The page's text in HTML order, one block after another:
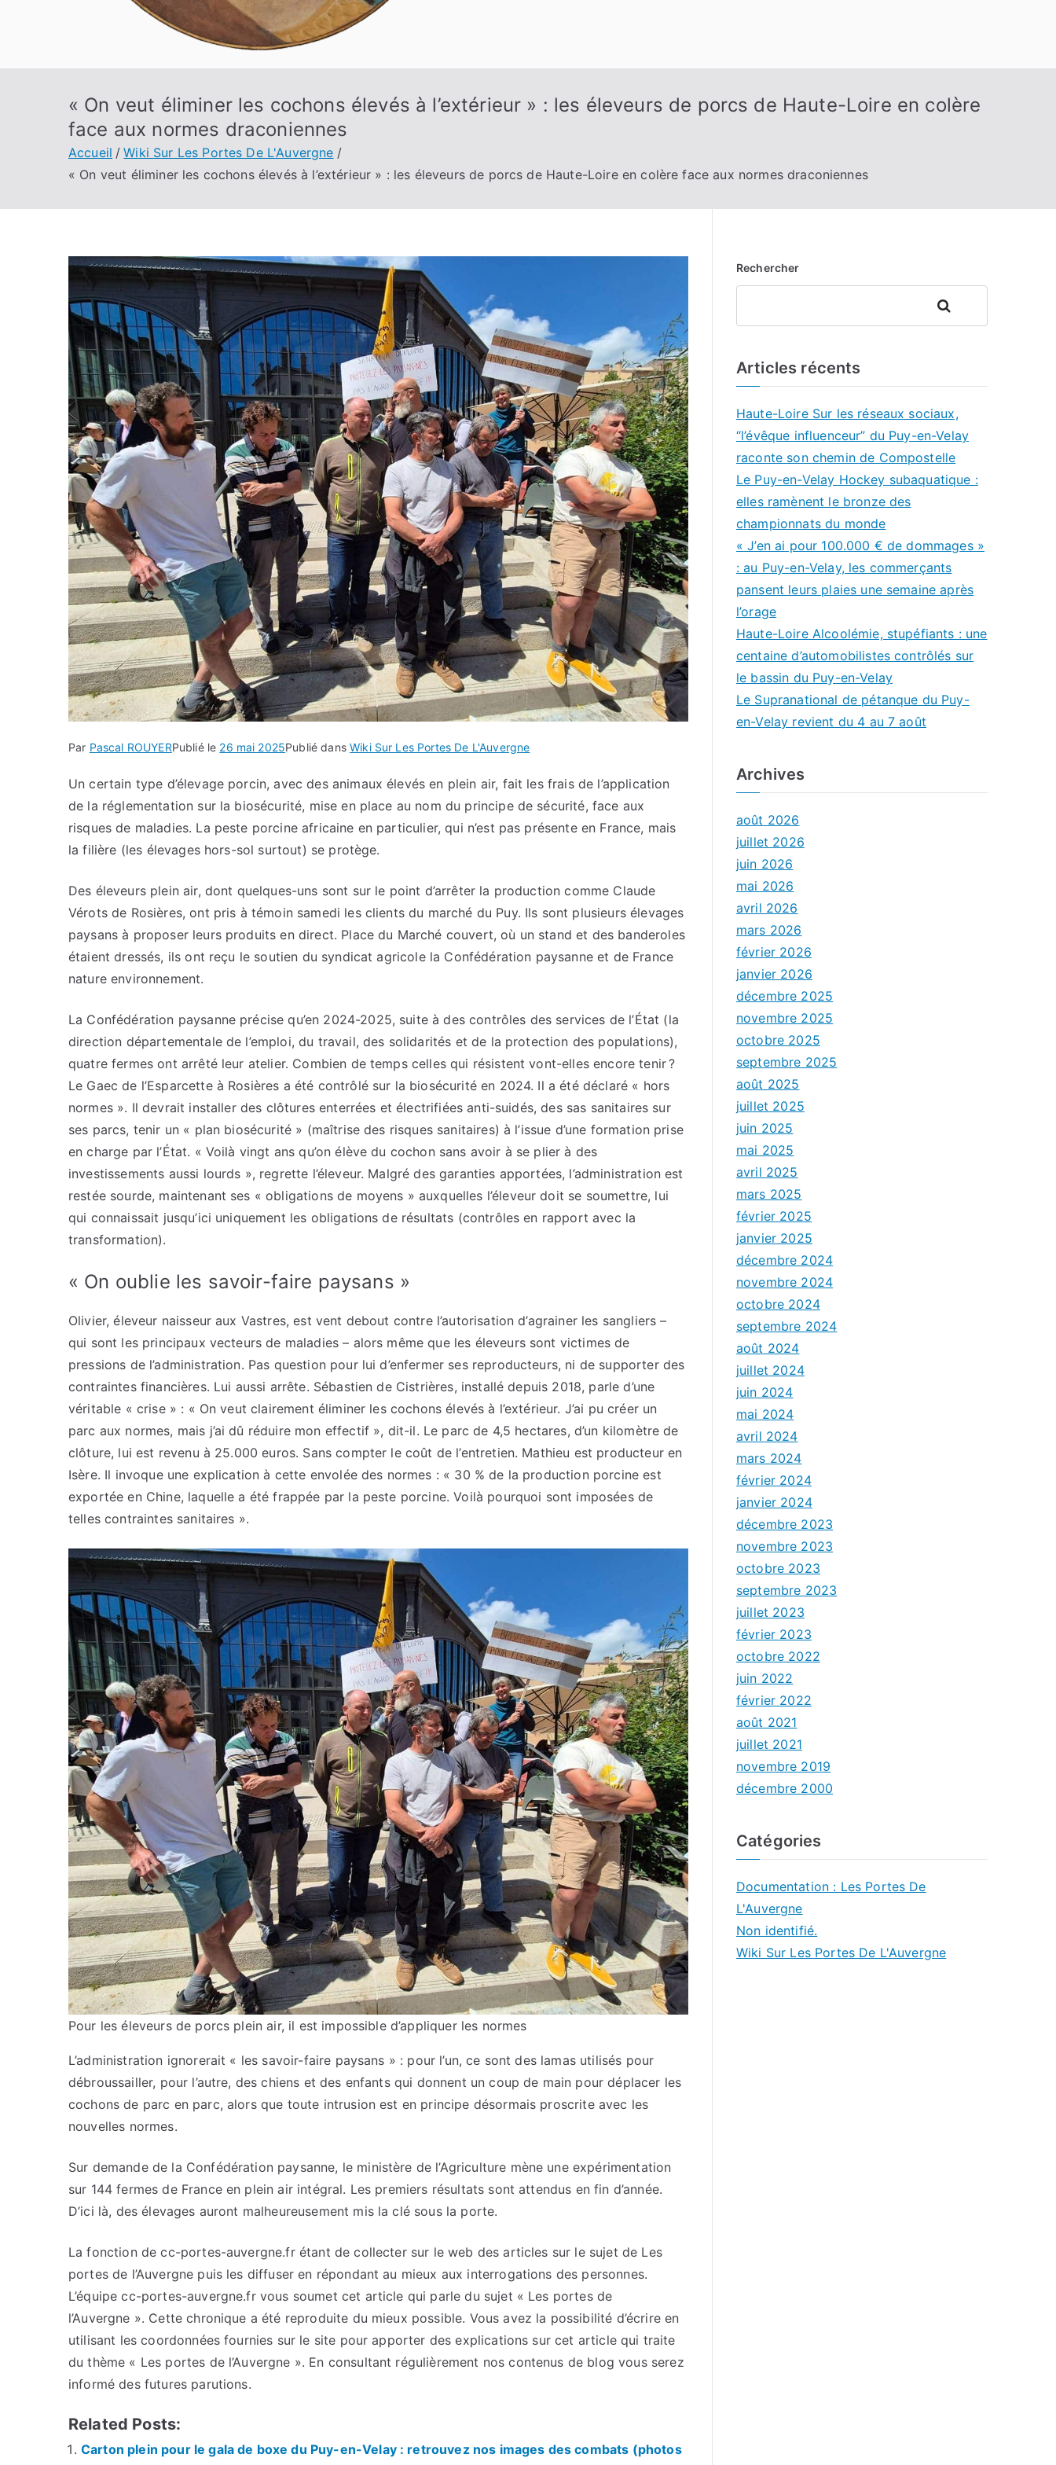
« On veut éliminer les cochons élevés à l’extérieur » : les éleveurs de porcs de Haute-Loire en colère
face aux normes draconiennes
Accueil
Wiki Sur Les Portes De L'Auvergne
« On veut éliminer les cochons élevés à l’extérieur » : les éleveurs de porcs de Haute-Loire en colère face aux normes draconiennes
Par Pascal ROUYERPublié le 26 mai 2025Publié dansWiki Sur Les Portes De L'Auvergne
Un certain type d’élevage porcin, avec des animaux élevés en plein air, fait les frais de l’application
de la réglementation sur la biosécurité, mise en place au nom du principe de sécurité, face aux
risques de maladies. La peste porcine africaine en particulier, qui n’est pas présente en France, mais
la filière (les élevages hors-sol surtout) se protège.
Des éleveurs plein air, dont quelques-uns sont sur le point d’arrêter la production comme Claude
Vérots de Rosières, ont pris à témoin samedi les clients du marché du Puy. Ils sont plusieurs élevages
paysans à proposer leurs produits en direct. Place du Marché couvert, où un stand et des banderoles
étaient dressés, ils ont reçu le soutien du syndicat agricole la Confédération paysanne et de France
nature environnement.
La Confédération paysanne précise qu’en 2024-2025, suite à des contrôles des services de l’État (la
direction départementale de l’emploi, du travail, des solidarités et de la protection des populations),
quatre fermes ont arrêté leur atelier. Combien de temps celles qui résistent vont-elles encore tenir ?
Le Gaec de l’Esparcette à Rosières a été contrôlé sur la biosécurité en 2024. Il a été déclaré « hors
normes ». Il devrait installer des clôtures enterrées et électrifiées anti-suidés, des sas sanitaires sur
ses parcs, tenir un « plan biosécurité » (maîtrise des risques sanitaires) à l’issue d’une formation prise
en charge par l’État. « Voilà vingt ans qu’on élève du cochon sans avoir à se plier à des
investissements aussi lourds », regrette l’éleveur. Malgré des garanties apportées, l’administration est
restée sourde, maintenant ses « obligations de moyens » auxquelles l’éleveur doit se soumettre, lui
qui connaissait jusqu’ici uniquement les obligations de résultats (contrôles en rapport avec la
transformation).
« On oublie les savoir-faire paysans »
Olivier, éleveur naisseur aux Vastres, est vent debout contre l’autorisation d’agrainer les sangliers –
qui sont les principaux vecteurs de maladies – alors même que les éleveurs sont victimes de
pressions de l’administration. Pas question pour lui d’enfermer ses reproducteurs, ni de supporter des
contraintes financières. Lui aussi arrête. Sébastien de Cistrières, installé depuis 2018, parle d’une
véritable « crise » : « On veut clairement éliminer les cochons élevés à l’extérieur. J’ai pu créer un
parc aux normes, mais j’ai dû réduire mon effectif », dit-il. Le parc de 4,5 hectares, d’un kilomètre de
clôture, lui est revenu à 25.000 euros. Sans compter le coût de l’entretien. Mathieu est producteur en
Isère. Il invoque une explication à cette envolée des normes : « 30 % de la production porcine est
exportée en Chine, laquelle a été frappée par la peste porcine. Voilà pourquoi sont imposées de
telles contraintes sanitaires ».
Pour les éleveurs de porcs plein air, il est impossible d’appliquer les normes
L’administration ignorerait « les savoir-faire paysans » : pour l’un, ce sont des lamas utilisés pour
débroussailler, pour l’autre, des chiens et des enfants qui donnent un coup de main pour déplacer les
cochons de parc en parc, alors que toute intrusion est en principe désormais proscrite avec les
nouvelles normes.
Sur demande de la Confédération paysanne, le ministère de l’Agriculture mène une expérimentation
sur 144 fermes de France en plein air intégral. Les premiers résultats sont attendus en fin d’année.
D’ici là, des élevages auront malheureusement mis la clé sous la porte.
La fonction de cc-portes-auvergne.fr étant de collecter sur le web des articles sur le sujet de Les
portes de l’Auvergne puis les diffuser en répondant au mieux aux interrogations des personnes.
L’équipe cc-portes-auvergne.fr vous soumet cet article qui parle du sujet « Les portes de
l’Auvergne ». Cette chronique a été reproduite du mieux possible. Vous avez la possibilité d’écrire en
utilisant les coordonnées fournies sur le site pour apporter des explications sur cet article qui traite
du thème « Les portes de l’Auvergne ». En consultant régulièrement nos contenus de blog vous serez
informé des futures parutions.
Related Posts:
Carton plein pour le gala de boxe du Puy-en-Velay : retrouvez nos images des combats (photos
Rechercher
Rechercher
Articles récents
Haute-Loire Sur les réseaux sociaux,
“l’évêque influenceur” du Puy-en-Velay
raconte son chemin de Compostelle
Le Puy-en-Velay Hockey subaquatique :
elles ramènent le bronze des
championnats du monde
« J’en ai pour 100.000 € de dommages »
: au Puy-en-Velay, les commerçants
pansent leurs plaies une semaine après
l’orage
Haute-Loire Alcoolémie, stupéfiants : une
centaine d’automobilistes contrôlés sur
le bassin du Puy-en-Velay
Le Supranational de pétanque du Puy-
en-Velay revient du 4 au 7 août
Archives
août 2026
juillet 2026
juin 2026
mai 2026
avril 2026
mars 2026
février 2026
janvier 2026
décembre 2025
novembre 2025
octobre 2025
septembre 2025
août 2025
juillet 2025
juin 2025
mai 2025
avril 2025
mars 2025
février 2025
janvier 2025
décembre 2024
novembre 2024
octobre 2024
septembre 2024
août 2024
juillet 2024
juin 2024
mai 2024
avril 2024
mars 2024
février 2024
janvier 2024
décembre 2023
novembre 2023
octobre 2023
septembre 2023
juillet 2023
février 2023
octobre 2022
juin 2022
février 2022
août 2021
juillet 2021
novembre 2019
décembre 2000
Catégories
Documentation : Les Portes De
L'Auvergne
Non identifié.
Wiki Sur Les Portes De L'Auvergne